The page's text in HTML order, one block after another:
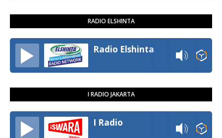
RADIO ELSHINTA
Radio Elshinta
I RADIO JAKARTA
I Radio